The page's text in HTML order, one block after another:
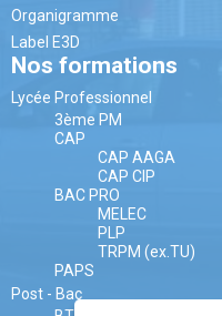
Organigramme
Label E3D
Nos formations
Lycée Professionnel
3ème PM
CAP
CAP AAGA
CAP CIP
BAC PRO
MELEC
PLP
TRPM (ex.TU)
PAPS
Post - Bac